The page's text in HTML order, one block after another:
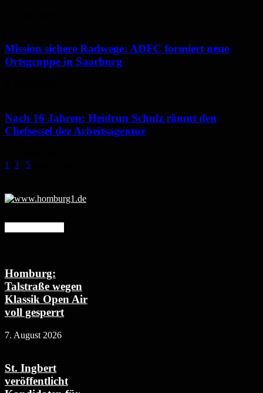
Mission sichere Radwege: ADFC formiert neue
Ortsgruppe in Saarburg
Nach 16 Jahren: Heidrun Schulz räumt den
Chefsessel der Arbeitsagentur
1
3 5
Homburg:
Talstraße wegen
Klassik Open Air
voll gesperrt
7. August 2026
St. Ingbert
veröffentlicht